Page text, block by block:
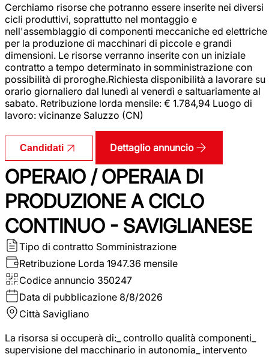
Cerchiamo risorse che potranno essere inserite nei diversi
cicli produttivi, soprattutto nel montaggio e
nell'assemblaggio di componenti meccaniche ed elettriche
per la produzione di macchinari di piccole e grandi
dimensioni. Le risorse verranno inserite con un iniziale
contratto a tempo determinato in somministrazione con
possibilità di proroghe.Richiesta disponibilità a lavorare su
orario giornaliero dal lunedì al venerdì e saltuariamente al
sabato. Retribuzione lorda mensile: € 1.784,94 Luogo di
lavoro: vicinanze Saluzzo (CN)
Candidati Dettaglio annuncio
OPERAIO / OPERAIA DI
PRODUZIONE A CICLO
CONTINUO - SAVIGLIANESE
Tipo di contratto Somministrazione
Retribuzione Lorda 1947.36 mensile
Codice annuncio 350247
Data di pubblicazione 8/8/2026
Città Savigliano
La risorsa si occuperà di:_ controllo qualità componenti_
supervisione del macchinario in autonomia_ intervento